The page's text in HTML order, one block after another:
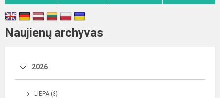
Naujienų archyvas
2026
LIEPA (3)